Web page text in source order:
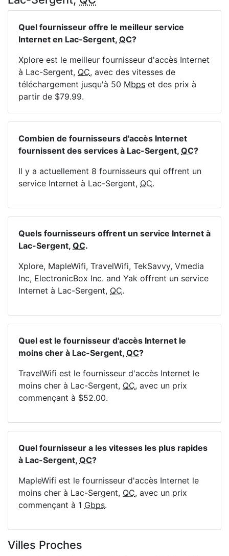
Quel fournisseur offre le meilleur service
Internet en Lac-Sergent, QC?
Xplore est le meilleur fournisseur d'accès Internet
à Lac-Sergent, QC, avec des vitesses de
téléchargement jusqu'à 50 Mbps et des prix à
partir de $79.99.
Combien de fournisseurs d'accès Internet
fournissent des services à Lac-Sergent, QC?
Il y a actuellement 8 fournisseurs qui offrent un
service Internet à Lac-Sergent, QC.
Quels fournisseurs offrent un service Internet à
Lac-Sergent, QC.
Xplore, MapleWifi, TravelWifi, TekSavvy, Vmedia
Inc, ElectronicBox Inc. and Yak offrent un service
Internet à Lac-Sergent, QC.
Quel est le fournisseur d'accès Internet le
moins cher à Lac-Sergent, QC?
TravelWifi est le fournisseur d'accès Internet le
moins cher à Lac-Sergent, QC, avec un prix
commençant à $52.00.
Quel fournisseur a les vitesses les plus rapides
à Lac-Sergent, QC?
MapleWifi est le fournisseur d'accès Internet le
moins cher à Lac-Sergent, QC, avec un prix
commençant à 1 Gbps.
Villes Proches